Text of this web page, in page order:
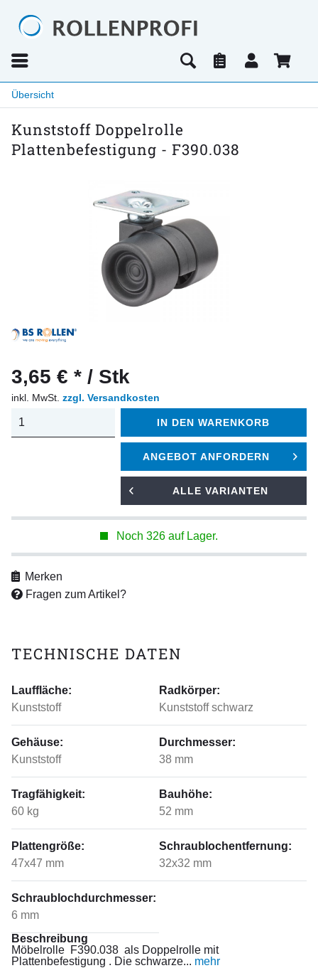
Übersicht
Kunststoff Doppelrolle
Plattenbefestigung - F390.038
3,65 € * / Stk
inkl. MwSt. zzgl. Versandkosten
IN DEN WARENKORB
ANGEBOT ANFORDERN
ALLE VARIANTEN
Noch 326 auf Lager.
Merken
Fragen zum Artikel?
TECHNISCHE DATEN
Lauffläche:
Kunststoff
Radkörper:
Kunststoff schwarz
Gehäuse:
Kunststoff
Durchmesser:
38 mm
Tragfähigkeit:
60 kg
Bauhöhe:
52 mm
Plattengröße:
47x47 mm
Schraublochentfernung:
32x32 mm
Schraublochdurchmesser:
6 mm
Beschreibung
Möbelrolle F390.038 als Doppelrolle mit
Plattenbefestigung . Die schwarze... mehr